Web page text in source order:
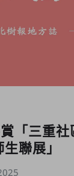
「三重社
聯展」